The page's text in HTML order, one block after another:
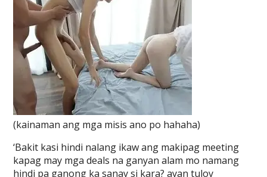
(kainaman ang mga misis ano po hahaha)
‘Bakit kasi hindi nalang ikaw ang makipag meeting
kapag may mga deals na ganyan alam mo namang
hindi pa ganong ka sanay si kara? ayan tuloy